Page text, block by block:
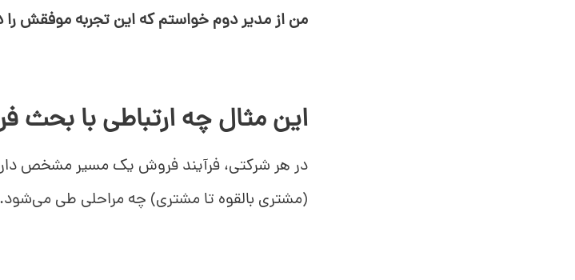
من از مدیر دوم خواستم که این تجربه موفقش را
این مثال چه ارتباطی با بحث
در هر شرکتی، فرآیند فروش یک مسیر مشخص
(مشتری بالقوه تا مشتری) چه مراحلی طی می‌شود.